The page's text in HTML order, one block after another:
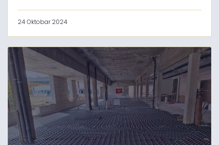
24 Oktobar 2024